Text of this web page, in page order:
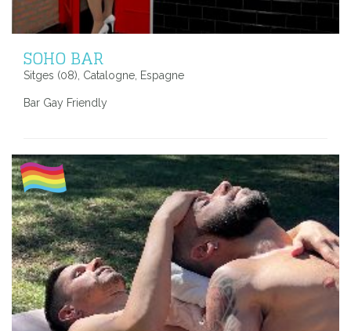
SOHO BAR
Sitges (08), Catalogne, Espagne
Bar Gay Friendly